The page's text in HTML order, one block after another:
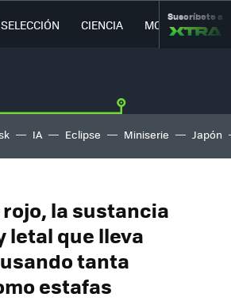
CIENCIA MOVILIDAD
Suscríbete a
IA Eclipse Miniserie Japón
la sustancia
letal que lleva
tanta
estafas